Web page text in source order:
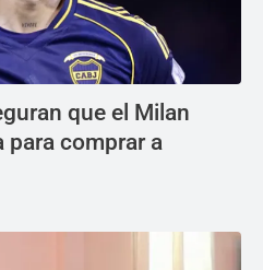
que el Milan
comprar a